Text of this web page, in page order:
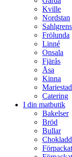
Kville
Nordstan
Frölunda
Linné
Onsala
Fjärås
Åsa
Kinna
Mariestad
Catering
I din matbutik
Bakelser
Bröd
Bullar